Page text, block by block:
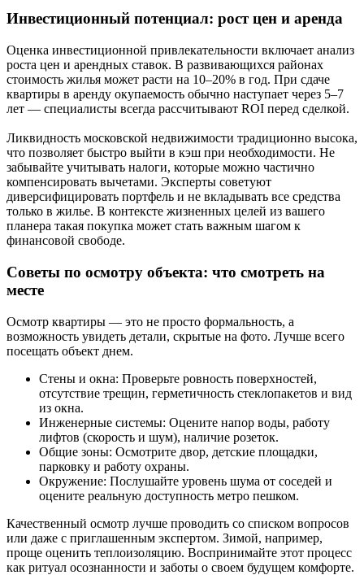
Инвестиционный потенциал: рост цен и аренда
Оценка инвестиционной привлекательности включает анализ
роста цен и арендных ставок. В развивающихся районах
стоимость жилья может расти на 10–20% в год. При сдаче
квартиры в аренду окупаемость обычно наступает через 5–7
лет — специалисты всегда рассчитывают ROI перед сделкой.
Ликвидность московской недвижимости традиционно высока,
что позволяет быстро выйти в кэш при необходимости. Не
забывайте учитывать налоги, которые можно частично
компенсировать вычетами. Эксперты советуют
диверсифицировать портфель и не вкладывать все средства
только в жилье. В контексте жизненных целей из вашего
планера такая покупка может стать важным шагом к
финансовой свободе.
Советы по осмотру объекта: что смотреть на
месте
Осмотр квартиры — это не просто формальность, а
возможность увидеть детали, скрытые на фото. Лучше всего
посещать объект днем.
Стены и окна: Проверьте ровность поверхностей,
отсутствие трещин, герметичность стеклопакетов и вид
из окна.
Инженерные системы: Оцените напор воды, работу
лифтов (скорость и шум), наличие розеток.
Общие зоны: Осмотрите двор, детские площадки,
парковку и работу охраны.
Окружение: Послушайте уровень шума от соседей и
оцените реальную доступность метро пешком.
Качественный осмотр лучше проводить со списком вопросов
или даже с приглашенным экспертом. Зимой, например,
проще оценить теплоизоляцию. Воспринимайте этот процесс
как ритуал осознанности и заботы о своем будущем комфорте.